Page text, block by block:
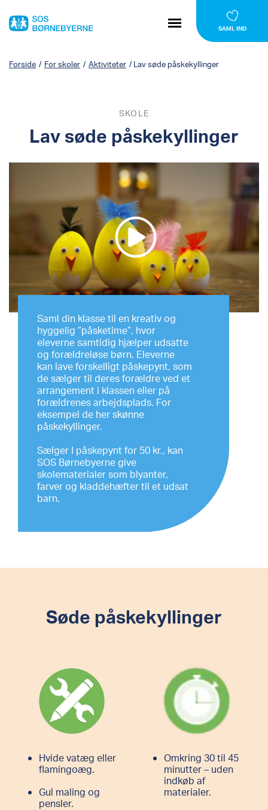
SAML IND
Forside / For skoler / Aktiviteter / Lav søde påskekyllinger
SKOLE
Lav søde påskekyllinger
Saml din klasse til en kreativ og
hyggelig ”påsketime”, hvor
eleverne samtidig hjælper udsatte
og forældreløse børn. Eleverne
kan lave forskelligt påskepynt, som
de sælger til deres forældre ved et
arrangement i klassen eller på
forældrenes arbejdsplads. For
eksempel de her skønne
påskekyllinger.
Sælger I påskepynt for 50 kr., kan
SOS Børnebyerne give
skolematerialer som blyanter,
farver og kladdehæfter til et udsat
barn.
Søde påskekyllinger
Hvide vatæg eller
flamingoæg.
Gul maling og
pensler.
Omkring 30 til 45
minutter – uden
indkøb af
materialer.